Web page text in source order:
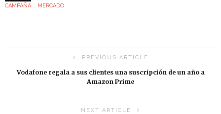
CAMPAÑA
MERCADO
PREVIOUS ARTICLE
Vodafone regala a sus clientes una suscripción de un año a
Amazon Prime
NEXT ARTICLE